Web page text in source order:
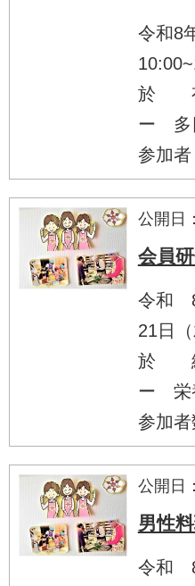
令和8
於 有
ー 多
参加
公開日
会員
令和
21日（
於 綜
ー 栄
参加
公開日
男性
令和